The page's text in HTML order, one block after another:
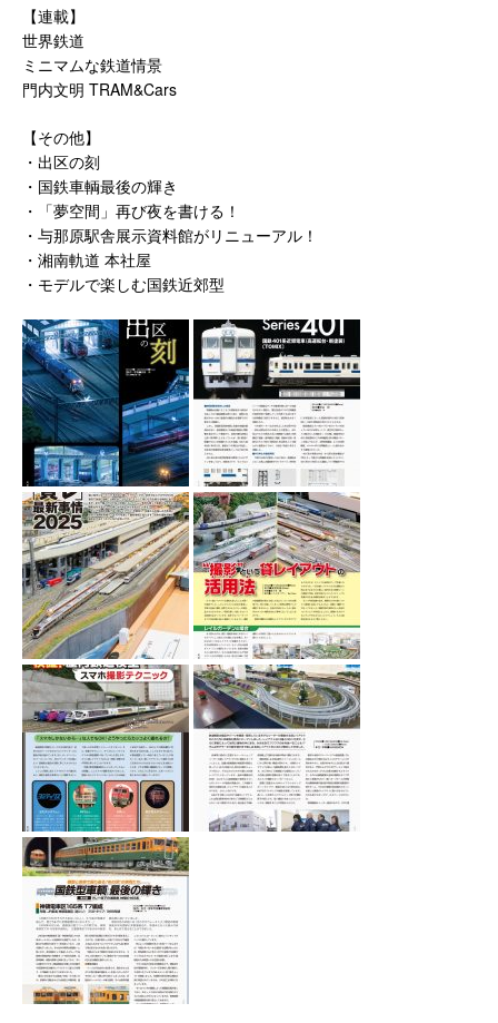
【連載】
世界鉄道
ミニマムな鉄道情景
門内文明 TRAM&Cars
【その他】
・出区の刻
・国鉄車輌最後の輝き
・「夢空間」再び夜を書ける！
・与那原駅舎展示資料館がリニューアル！
・湘南軌道 本社屋
・モデルで楽しむ国鉄近郊型